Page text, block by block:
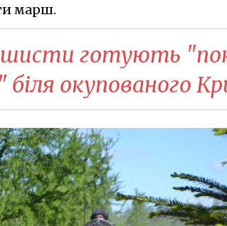
марш.
готують
біля окупованого